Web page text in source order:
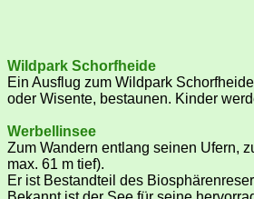
Wildpark Schorfheide
Ein Ausflug zum Wildpark
oder Wisente, bestaunen. Kinder
Werbellinsee
Zum Wandern entlang seinen Ufern,
max. 61 m tief).
Er ist Bestandteil des